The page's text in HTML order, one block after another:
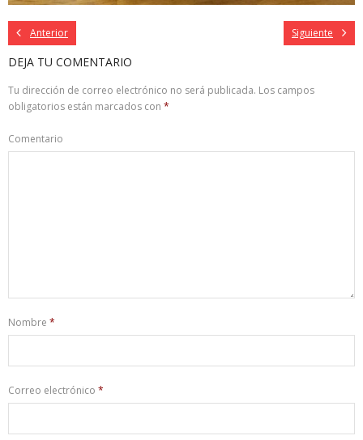
Anterior Siguiente
DEJA TU COMENTARIO
Tu dirección de correo electrónico no será publicada. Los campos
obligatorios están marcados con *
Comentario
Nombre *
Correo electrónico *